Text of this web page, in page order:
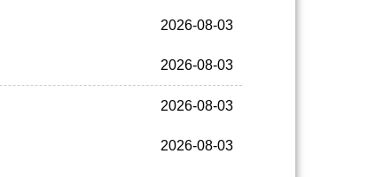
2026-08-03
2026-08-03
2026-08-03
2026-08-03